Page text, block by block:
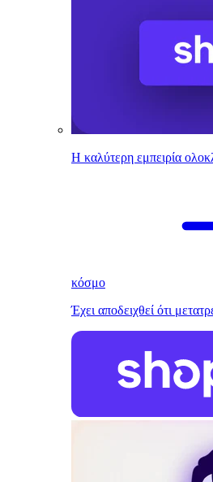
Η καλύτερη εμπειρία
κόσμο
Έχει αποδειχθεί ότι